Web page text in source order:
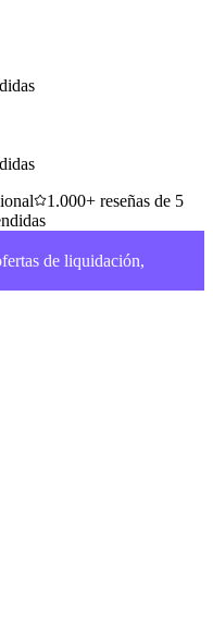
1.000+ reseñas de 5
de liquidación,